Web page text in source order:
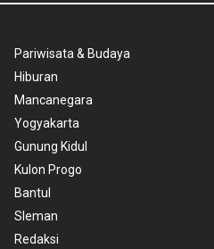
Pariwisata & Budaya
Hiburan
Mancanegara
Yogyakarta
Gunung Kidul
Kulon Progo
Bantul
Sleman
Redaksi